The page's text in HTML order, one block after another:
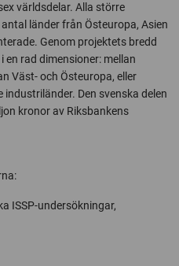
världsdelar. Alla större
länder från Östeuropa, Asien
Genom projektets bredd
en rad dimensioner: mellan
Väst- och Östeuropa, eller
industriländer. Den svenska delen
kronor av Riksbankens
ISSP-undersökningar,